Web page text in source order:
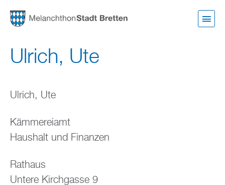
Ulrich, Ute
Ulrich, Ute
Kämmereiamt
Haushalt und Finanzen
Rathaus
Untere Kirchgasse 9